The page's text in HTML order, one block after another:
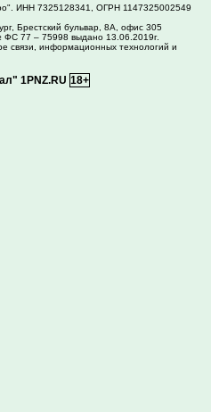
ИНН 7325128341, ОГРН 1147325002549
Брестский бульвар, 8А, офис 305
77 – 75998 выдано 13.06.2019г.
связи, информационных технологий и
1PNZ.RU 18+